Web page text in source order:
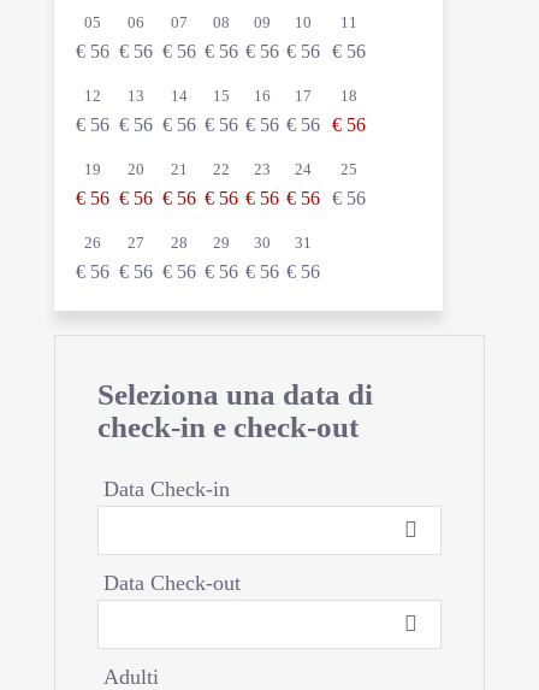
05
€ 56
06
€ 56
07
€ 56
08
€ 56
09
€ 56
10
€ 56
11
€ 56
12
€ 56
13
€ 56
14
€ 56
15
€ 56
16
€ 56
17
€ 56
18
€ 56
19
€ 56
20
€ 56
21
€ 56
22
€ 56
23
€ 56
24
€ 56
25
€ 56
26
€ 56
27
€ 56
28
€ 56
29
€ 56
30
€ 56
31
€ 56
Seleziona una data di
check-in e check-out
Data Check-in
Data Check-out
Adulti